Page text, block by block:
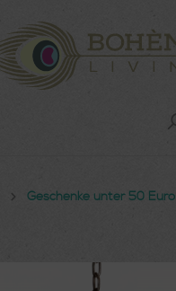
Geschenke unter 50 Euro